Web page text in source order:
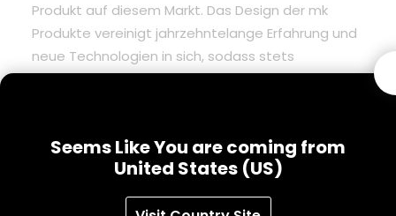
Produkt auf diesem Markt. Das Design der mk
Produkte vereinigt jahrzehntelange Erfahrung und
neue Technologien in sich, sodass stets
innovative Lösungen geboten werden können, die
So Markus Flory, Geschäftsführer der mk Solutions
GmbH: „Diese Fusion macht es möglich noch
wettbewerbsfähiger auf dem Markt zu sein. Die
Seems Like You are coming from
United States (US)